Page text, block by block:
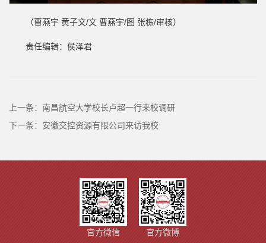
（曹燕宇 黄子文/文 曹燕宇/图 张栋/审核）
责任编辑：侯泽君
上一条： 南昌航空大学校长卢超一行来校调研
下一条： 安徽交控资源有限公司来访我校
官方微信 官方微博